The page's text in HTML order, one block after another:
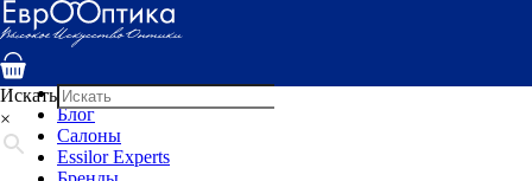
Услуги
Специалисты
Детская оптика
Блог
Салоны
Essilor Experts
Искать
×